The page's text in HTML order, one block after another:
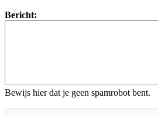
Bericht:
Bewijs hier dat je geen spamrobot bent.